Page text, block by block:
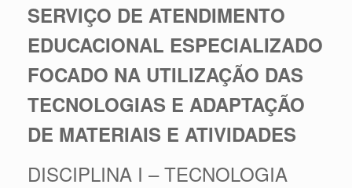
SERVIÇO DE ATENDIMENTO
EDUCACIONAL ESPECIALIZADO
FOCADO NA UTILIZAÇÃO DAS
TECNOLOGIAS E ADAPTAÇÃO
DE MATERIAIS E ATIVIDADES
DISCIPLINA I – TECNOLOGIA